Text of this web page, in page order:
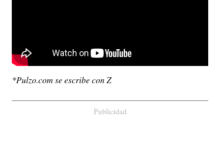
*Pulzo.com se escribe con Z
Publicidad